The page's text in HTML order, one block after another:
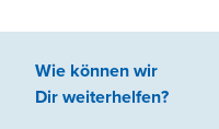
Wie können wir
Dir weiterhelfen?